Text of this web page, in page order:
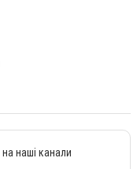
наші канали